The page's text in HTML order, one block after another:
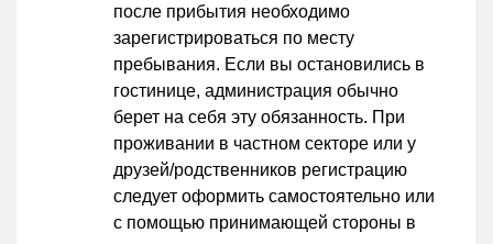
после прибытия необходимо
зарегистрироваться по месту
пребывания. Если вы остановились в
гостинице, администрация обычно
берет на себя эту обязанность. При
проживании в частном секторе или у
друзей/родственников регистрацию
следует оформить самостоятельно или
с помощью принимающей стороны в